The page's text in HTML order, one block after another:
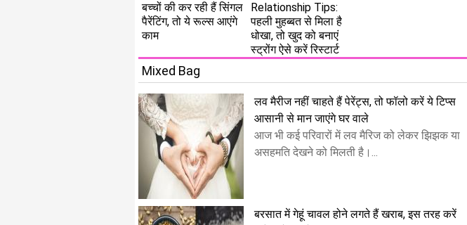
बच्चों की कर रही हैं सिंगल
पैरेंटिंग, तो ये रूल्स आएंगे
काम
Relationship Tips:
पहली मुहब्बत से मिला है
धोखा, तो खुद को बनाएं
स्ट्रोंग ऐसे करें रिस्टार्ट
Mixed Bag
लव मैरीज नहीं चाहते हैं पेरेंट्स, तो फॉलो करें ये टिप्स
आसानी से मान जाएंगे घर वाले
आज भी कई परिवारों में लव मैरिज को लेकर झिझक या
असहमति देखने को मिलती है।...
बरसात में गेहूं चावल होने लगते हैं खराब, इस तरह करें